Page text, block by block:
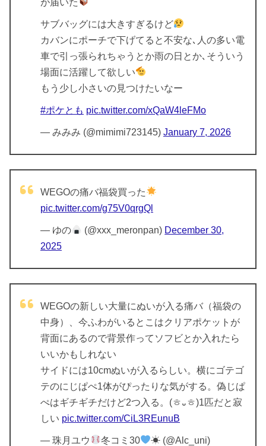
サブバッグには大きすぎるけど
カバンにポーチで下げてると不安な､人の多い電
車で引っ張られちゃうとか雨の日とか､そういう
場面に活躍して欲しい
もう少し小さいの見つけたいなー
#ポケとも pic.twitter.com/xQaW4leFMo
— みみみ (@mimimi723145) January 7, 2026
WEGOの痛バ福袋買った
pic.twitter.com/g75V0qrgQl
— ゆの (@xxx_meronpan) December 30,
2025
WEGOの新しい大量にぬいが入る痛バ（福袋の
中身）、今ふわがいるとこはクリアポケットが
背面にあるので背景作ってソフビとか入れたら
いいかもしれない
サイドには10cmぬいが入るらしい。横にゴテゴ
テのにじぱぺ1体がぴったりな気がする。偽じぱ
ぺはギチギチだけど2つ入る。(ㅎ᎑ㅎ)1匹だと寂
しい pic.twitter.com/CiL3REunuB
— 珠月ユウ 冬コミ30
☀ (@Alc_uni)